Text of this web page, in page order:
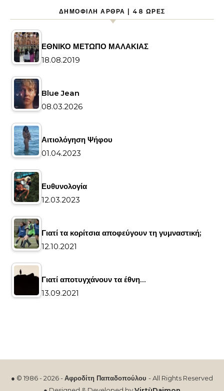
ΔΗΜΟΦΙΛΉ ΆΡΘΡΑ | 48 ΏΡΕΣ
ΕΘΝΙΚΟ ΜΕΤΩΠΟ ΜΑΛΑΚΙΑΣ
18.08.2019
Blue Jean
08.03.2026
Αιτιολόγηση Ψήφου
01.04.2023
Ευθυνολογία
12.03.2023
Γιατί τα κορίτσια αποφεύγουν τη γυμναστική;
12.10.2021
Γιατί αποτυγχάνουν τα έθνη…
13.09.2021
● © 1986 - 2026 -Αφροδίτη Παπαδοπούλου - All Rights Reserved